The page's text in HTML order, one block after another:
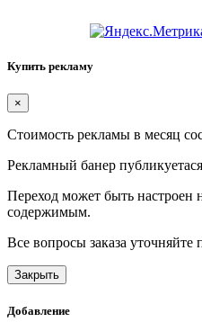
Купить рекламу
×
Стоимость рекламы в месяц
Рекламный банер
Переход может быть настроен
содержимым.
Все вопросы заказа
Закрыть
Добавление